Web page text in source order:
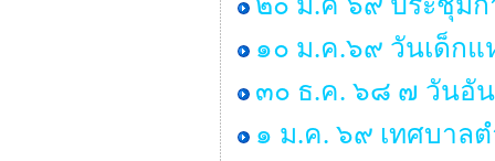
๑๐ ม.ค.๖๙ วันเด็กแ
๓๐ ธ.ค. ๖๘ ๗ วันอั
๑ ม.ค. ๖๙ เทศบาล